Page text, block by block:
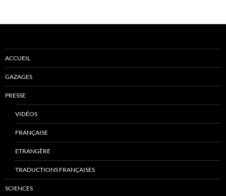
ACCUEIL
GAZAGES
PRESSE
VIDÉOS
FRANÇAISE
ETRANGÈRE
TRADUCTIONS FRANÇAISES
SCIENCES